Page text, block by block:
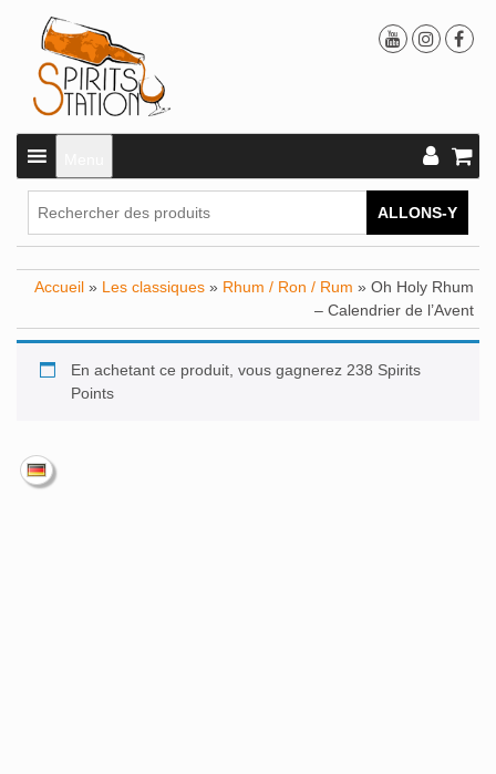
ALLONS-Y
Accueil » Les classiques » Rhum / Ron / Rum » Oh Holy Rhum
– Calendrier de l’Avent
En achetant ce produit, vous gagnerez 238 Spirits
Points